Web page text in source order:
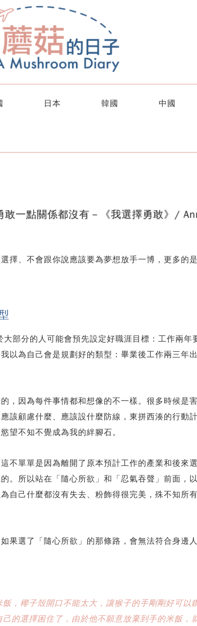
日本 韓國 中國
敢一點關係都沒有－《我選擇勇敢》/
擇、不會跟你說應該要為夢想放手一博，更多的
部分的人可能會預先設定好職涯目標：工作兩年
以為自己會是規劃好的類型：畢業後工作兩三年
，因為每件事情都和想像的不一樣。很多時候是
該顧慮什麼、應該設什麼防線，東拼西湊的行動
望不知不覺成為我的絆腳石。
不單單是因為離開了原本預計工作的產業和後來
。所以站在「隨心所欲」和「忍氣吞聲」前面，
自己什麼都沒有失去、粉飾得很完美，殊不知所
果選了「隨心所欲」的那條路，會無法符合身邊
，椰子殼開口不能太大，讓猴子的手剛剛好可
的選擇困住了，由於他不願意放棄到手的米飯，